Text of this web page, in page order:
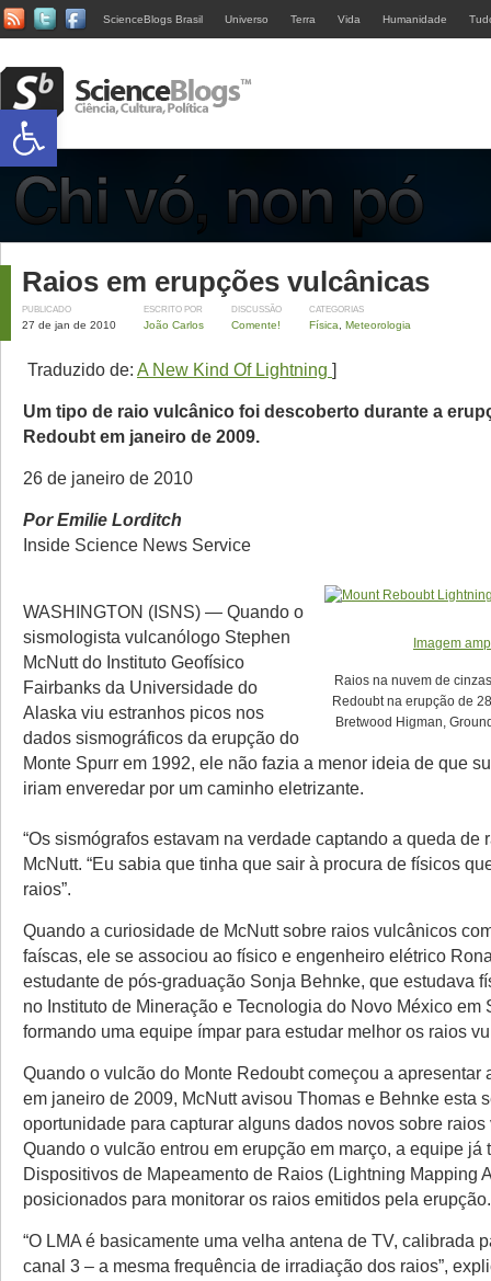
ScienceBlogs Brasil Universo Terra Vida Humanidade
Raios em erupções vulcânicas
PUBLICADO
27 de jan de 2010
ESCRITO POR
João Carlos
DISCUSSÃO
Comente!
CATEGORIAS
Física Meteorologia
Traduzido de: A New Kind Of Lightning ]
Um tipo de raio vulcânico foi descoberto durante a
Redoubt em janeiro de 2009.
26 de janeiro de 2010
Por Emilie Lorditch
Inside Science News Service
Imagem
Raios na nuvem de
Redoubt na erupção de
Bretwood Higman,
WASHINGTON (ISNS) — Quando o
sismologista vulcanólogo Stephen
McNutt do Instituto Geofísico
Fairbanks da Universidade do
Alaska viu estranhos picos nos
dados sismográficos da erupção do
Monte Spurr em 1992, ele não fazia a menor ideia de que
iriam enveredar por um caminho eletrizante.
“Os sismógrafos estavam na verdade captando a queda de
McNutt. “Eu sabia que tinha que sair à procura de físicos
raios”.
Quando a curiosidade de McNutt sobre raios vulcânicos
faíscas, ele se associou ao físico e engenheiro elétrico
estudante de pós-graduação Sonja Behnke, que estudava
no Instituto de Mineração e Tecnologia do Novo México em
formando uma equipe ímpar para estudar melhor os raios
Quando o vulcão do Monte Redoubt começou a apresentar
em janeiro de 2009, McNutt avisou Thomas e Behnke esta
oportunidade para capturar alguns dados novos sobre
Quando o vulcão entrou em erupção em março, a equipe já
Dispositivos de Mapeamento de Raios (Lightning Mapping
posicionados para monitorar os raios emitidos pela erupção.
“O LMA é basicamente uma velha antena de TV, calibrada
canal 3 – a mesma frequência de irradiação dos raios”,
Abrir a barra de ferramentas